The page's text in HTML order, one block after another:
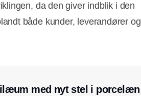
da den giver indblik i den
både kunder, leverandører og
med nyt stel i porcelæn